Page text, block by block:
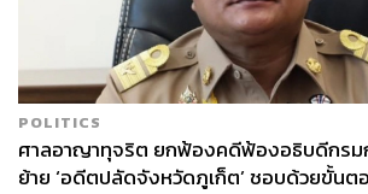
POLITICS
ศาลอาญาทุจริต ยกฟ้องคดีฟ้องอธิบดีกรม
ย้าย ‘อดีตปลัดจังหวัดภูเก็ต’ ชอบด้วยขั้นต